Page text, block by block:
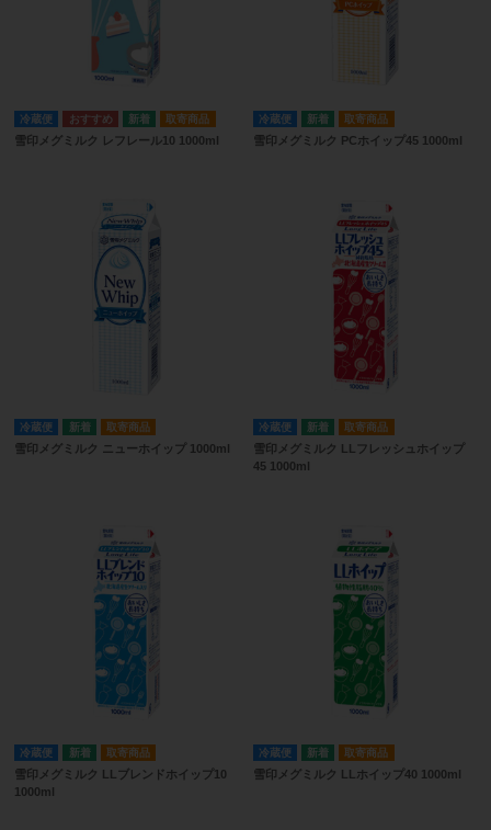
冷蔵便 取寄商品
雪印メグミルク レフレール10 1000ml
冷蔵便 取寄商品
雪印メグミルク PCホイップ45 1000ml
冷蔵便 取寄商品
雪印メグミルク ニューホイップ 1000ml
冷蔵便 取寄商品
雪印メグミルク LLフレッシュホイップ
45 1000ml
冷蔵便 取寄商品
雪印メグミルク LLブレンドホイップ10
1000ml
冷蔵便 取寄商品
雪印メグミルク LLホイップ40 1000ml